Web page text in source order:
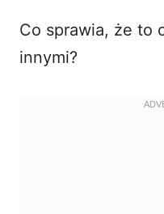
Co sprawia, że to
innymi?